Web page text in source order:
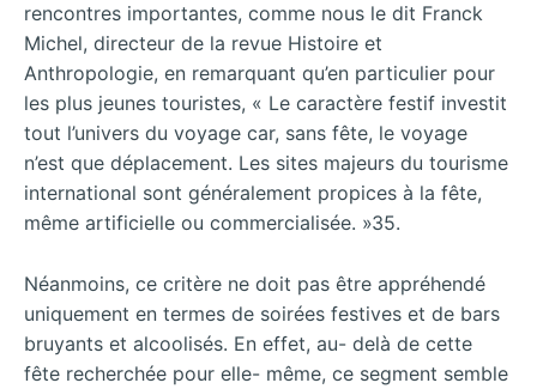
rencontres importantes, comme nous le dit Franck
Michel, directeur de la revue Histoire et
Anthropologie, en remarquant qu’en particulier pour
les plus jeunes touristes, « Le caractère festif investit
tout l’univers du voyage car, sans fête, le voyage
n’est que déplacement. Les sites majeurs du tourisme
international sont généralement propices à la fête,
même artificielle ou commercialisée. »35.
Néanmoins, ce critère ne doit pas être appréhendé
uniquement en termes de soirées festives et de bars
bruyants et alcoolisés. En effet, au- delà de cette
fête recherchée pour elle- même, ce segment semble